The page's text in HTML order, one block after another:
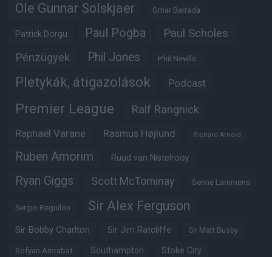
Ole Gunnar Solskjaer Omar Berrada
Patrick Dorgu Paul Pogba Paul Scholes
Pénzügyek Phil Jones Phil Neville
Pletykák, átigazolások Podcast
Premier League Ralf Rangnick
Raphaël Varane Rasmus Højlund Richard Arnold
Ruben Amorim Ruud van Nistelrooy
Ryan Giggs Scott McTominay Senne Lammens
Sergio Reguilon Sir Alex Ferguson
Sir Bobby Charlton Sir Jim Ratcliffe Sir Matt Busby
Sofyan Amrabat Southampton Stoke City